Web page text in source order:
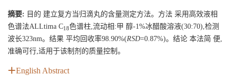
摘要: 目的 建立复方当归滴丸的含量测定方法。方法 采用高效液相
色谱法ALLtima C18色谱柱,流动相:甲 醇-1%冰醋酸溶液(30:70),检测
波长323nm。结果 平均回收率98.90%(RSD=0.87%)。结论 本法简 便,
准确可行,适用于该制剂的质量控制。
English Abstract